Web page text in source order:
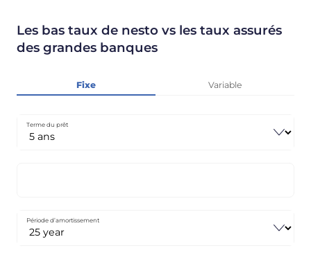
Les bas taux de nesto vs les taux assurés
des grandes banques
Fixe Variable
Terme du prêt
Période d’amortissement